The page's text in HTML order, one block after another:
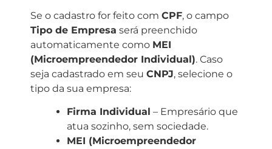
Se o cadastro for feito com CPF, o campo
Tipo de Empresa será preenchido
automaticamente como MEI
(Microempreendedor Individual). Caso
seja cadastrado em seu CNPJ, selecione o
tipo da sua empresa:
Firma Individual – Empresário que
atua sozinho, sem sociedade.
MEI (Microempreendedor